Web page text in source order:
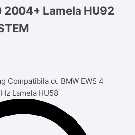
2004+ Lamela HU92